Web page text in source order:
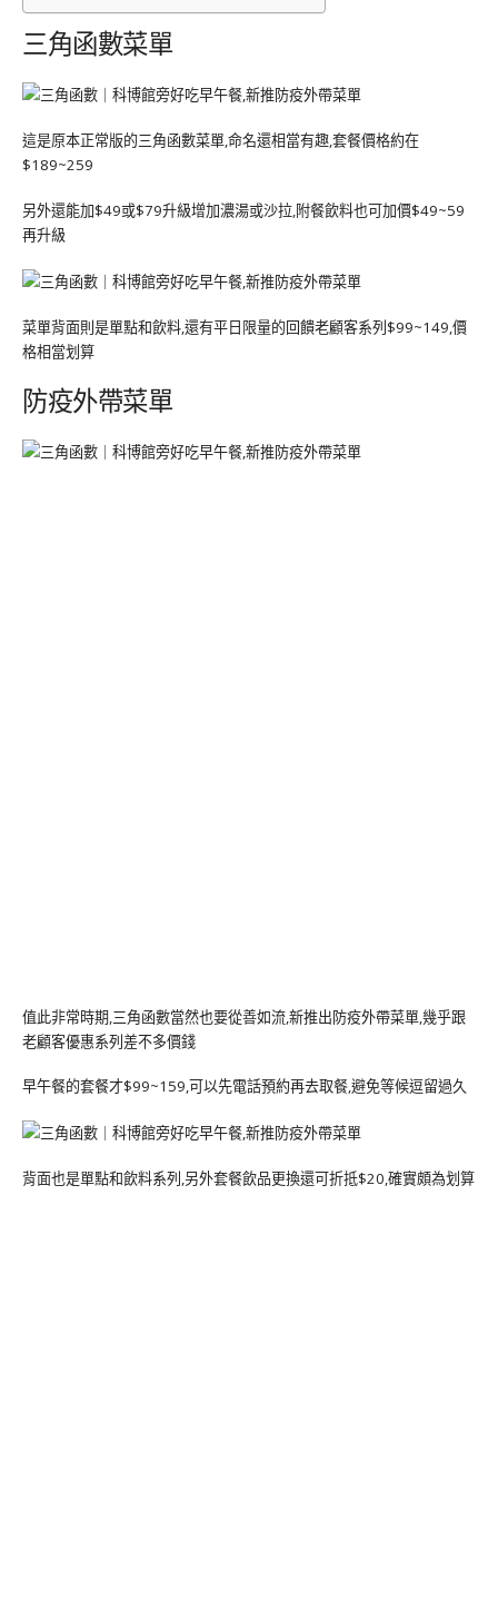
三角函數菜單
這是原本正常版的三角函數菜單,命名還相當有趣,套餐價格約在
$189~259
另外還能加$49或$79升級增加濃湯或沙拉,附餐飲料也可加價$49~59
再升級
菜單背面則是單點和飲料,還有平日限量的回饋老顧客系列$99~149,價
格相當划算
防疫外帶菜單
值此非常時期,三角函數當然也要從善如流,新推出防疫外帶菜單,幾乎跟
老顧客優惠系列差不多價錢
早午餐的套餐才$99~159,可以先電話預約再去取餐,避免等候逗留過久
背面也是單點和飲料系列,另外套餐飲品更換還可折抵$20,確實頗為划算